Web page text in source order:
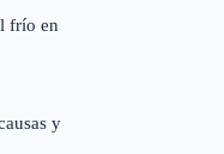
frío en
y